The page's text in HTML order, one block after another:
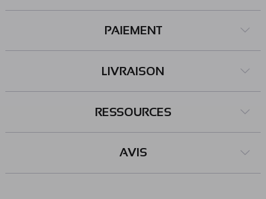
PAIEMENT
LIVRAISON
RESSOURCES
AVIS